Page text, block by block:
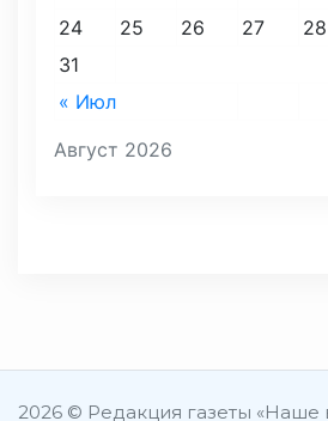
Август 2026
« Июл
24
25 26 27 28
31
2026 © Редакция газеты «Наше